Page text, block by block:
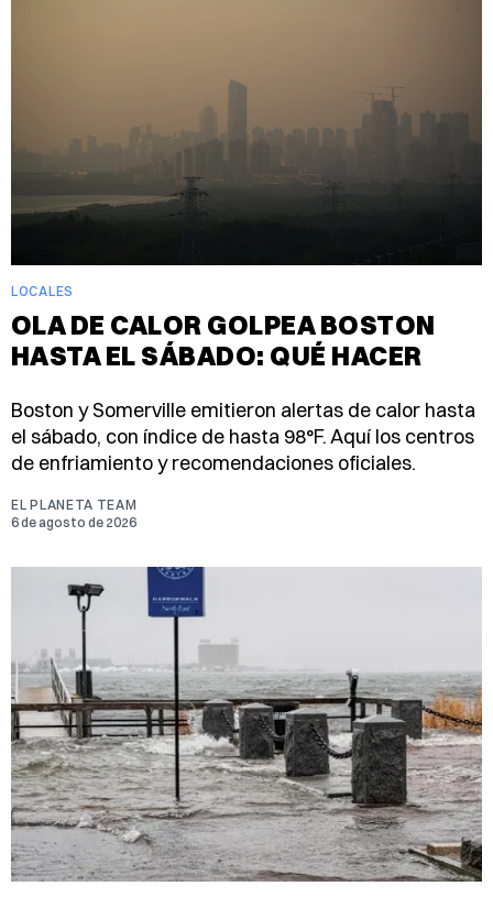
LOCALES
OLA DE CALOR GOLPEA BOSTON
HASTA EL SÁBADO: QUÉ HACER
Boston y Somerville emitieron alertas de calor hasta
el sábado, con índice de hasta 98°F. Aquí los centros
de enfriamiento y recomendaciones oficiales.
EL PLANETA TEAM
6 de agosto de 2026